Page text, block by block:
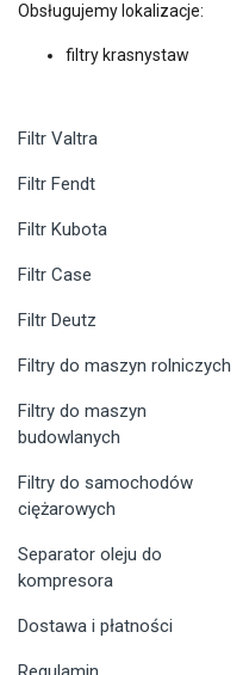
Obsługujemy lokalizacje:
filtry krasnystaw
Filtr Valtra
Filtr Fendt
Filtr Kubota
Filtr Case
Filtr Deutz
Filtry do maszyn rolniczych
Filtry do maszyn
budowlanych
Filtry do samochodów
ciężarowych
Separator oleju do
kompresora
Dostawa i płatności